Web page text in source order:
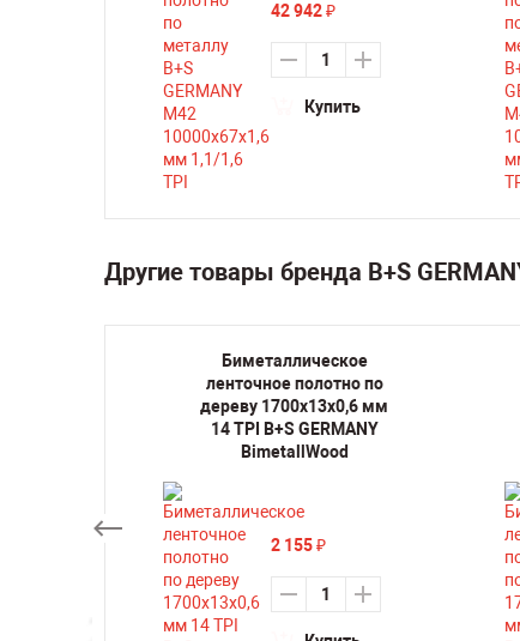
42 942 ₽
Купить
Другие товары бренда B+S
Биметаллическое
ленточное полотно по
дереву 1700х13х0,6 мм
14 TPI B+S GERMANY
BimetallWood
2 155 ₽